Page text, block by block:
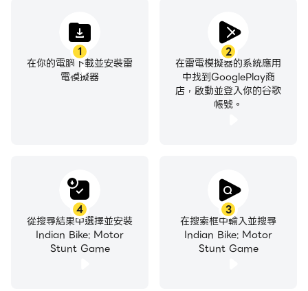
1
在你的電腦下載並安裝雷
電模擬器
2
在雷電模擬器的系統應用
中找到GooglePlay商
店，啟動並登入你的谷歌
帳號。
3
在搜索框中輸入並搜尋
Indian Bike: Motor
Stunt Game
4
從搜尋結果中選擇並安裝
Indian Bike: Motor
Stunt Game